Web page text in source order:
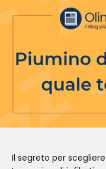
Il segreto per